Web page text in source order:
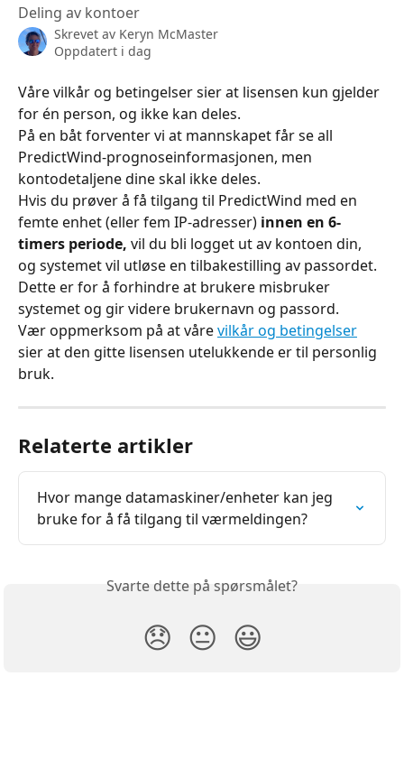
Deling av kontoer
Skrevet av Keryn McMaster
Oppdatert i dag
Våre vilkår og betingelser sier at lisensen kun gjelder
for én person, og ikke kan deles.
På en båt forventer vi at mannskapet får se all
PredictWind-prognoseinformasjonen, men
kontodetaljene dine skal ikke deles.
Hvis du prøver å få tilgang til PredictWind med en
femte enhet (eller fem IP-adresser) innen en 6-
timers periode, vil du bli logget ut av kontoen din,
og systemet vil utløse en tilbakestilling av passordet.
Dette er for å forhindre at brukere misbruker
systemet og gir videre brukernavn og passord.
Vær oppmerksom på at våre vilkår og betingelser
sier at den gitte lisensen utelukkende er til personlig
bruk.
Relaterte artikler
Hvor mange datamaskiner/enheter kan jeg
bruke for å få tilgang til værmeldingen?
Svarte dette på spørsmålet?
😞 😐 😃